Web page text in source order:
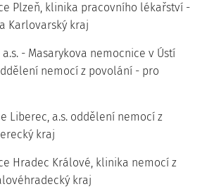
Plzeň, klinika pracovního lékařství -
Karlovarský kraj
- Masarykova nemocnice v Ústí
nemocí z povolání - pro
Liberec, a.s. oddělení nemocí z
kraj
Hradec Králové, klinika nemocí z
kraj